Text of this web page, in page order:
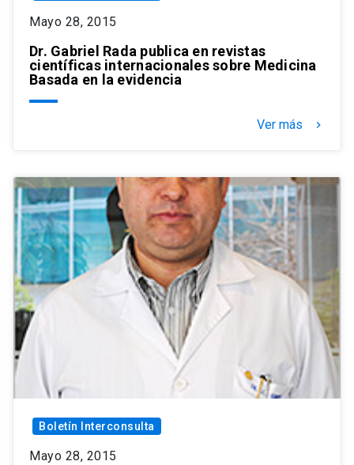
Mayo 28, 2015
Dr. Gabriel Rada publica en revistas
científicas internacionales sobre Medicina
Basada en la evidencia
Ver más keyboard_arrow_right
Boletín Interconsulta
Mayo 28, 2015